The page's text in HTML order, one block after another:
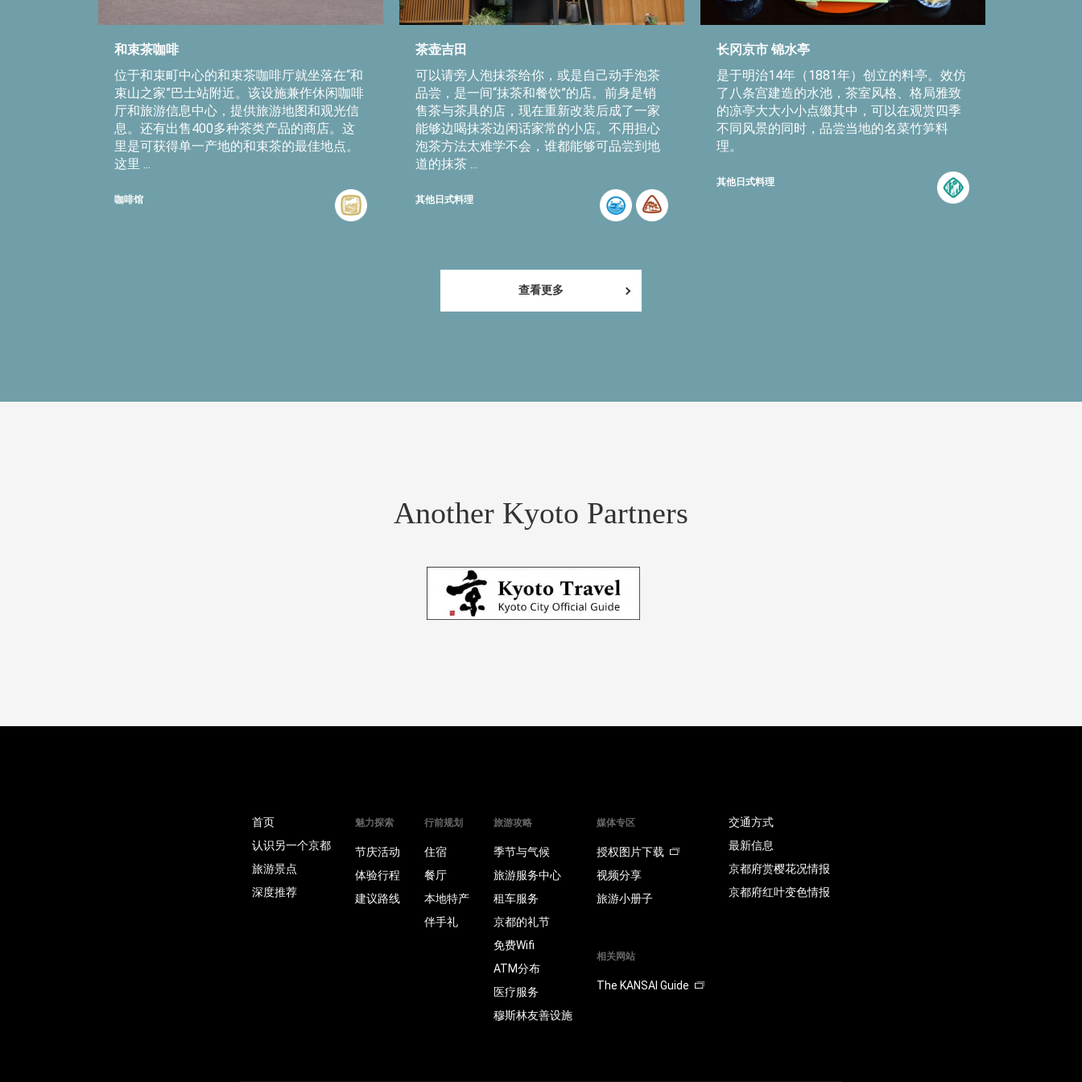
和束茶咖啡
位于和束町中心的和束茶咖啡厅就坐落在“和
束山之家”巴士站附近。该设施兼作休闲咖啡
厅和旅游信息中心，提供旅游地图和观光信
息。还有出售400多种茶类产品的商店。这
里是可获得单一产地的和束茶的最佳地点。
这里 ...
咖啡馆
茶壶吉田
可以请旁人泡抹茶给你，或是自己动手泡茶
品尝，是一间“抹茶和餐饮”的店。前身是销
售茶与茶具的店，现在重新改装后成了一家
能够边喝抹茶边闲话家常的小店。不用担心
泡茶方法太难学不会，谁都能够可品尝到地
道的抹茶 ...
其他日式料理
长冈京市 锦水亭
是于明治14年（1881年）创立的料亭。效仿
了八条宫建造的水池，茶室风格、格局雅致
的凉亭大大小小点缀其中，可以在观赏四季
不同风景的同时，品尝当地的名菜竹笋料
理。
其他日式料理
查看更多
Another Kyoto Partners
首页
认识另一个京都
旅游景点
深度推荐
魅力探索
节庆活动
体验行程
建议路线
行前规划
住宿
餐厅
本地特产
伴手礼
旅游攻略
季节与气候
旅游服务中心
租车服务
京都的礼节
免费Wifi
ATM分布
医疗服务
穆斯林友善设施
媒体专区
授权图片下载
视频分享
旅游小册子
相关网站
The KANSAI Guide
交通方式
最新信息
京都府赏樱花况情报
京都府红叶变色情报